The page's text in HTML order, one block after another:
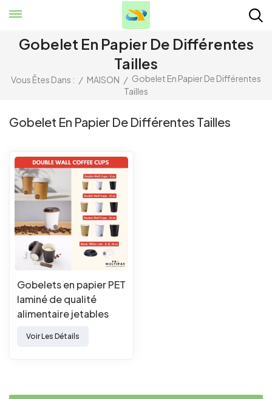
Gobelet En Papier De Différentes
Tailles
Vous Êtes Dans : / MAISON / Gobelet En Papier De Différentes
Tailles
Gobelet En Papier De Différentes Tailles
Gobelets en papier PET
laminé de qualité
alimentaire jetables
Voir Les Détails